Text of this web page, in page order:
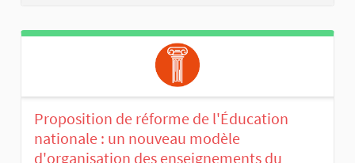
Proposition de réforme de l'Éducation
nationale : un nouveau modèle
d'organisation des enseignements du